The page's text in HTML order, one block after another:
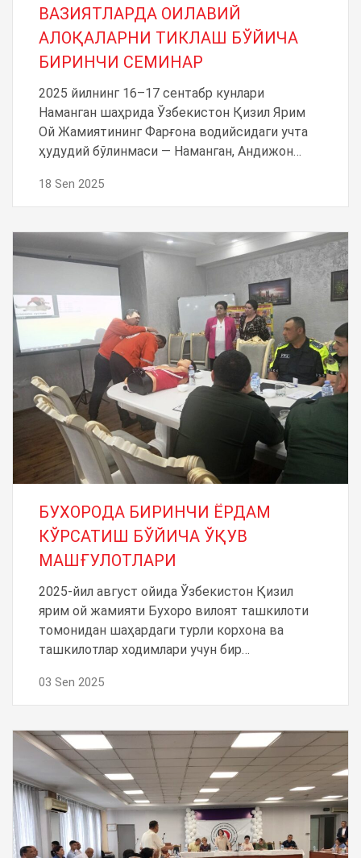
ВАЗИЯТЛАРДА ОИЛАВИЙ
АЛОҚАЛАРНИ ТИКЛАШ БЎЙИЧА
БИРИНЧИ СЕМИНАР
2025 йилнинг 16–17 сентабр кунлари
Наманган шаҳрида Ўзбекистон Қизил Ярим
Ой Жамиятининг Фарғона водийсидаги учта
ҳудудий бўлинмаси — Наманган, Андижон…
18 Sen 2025
БУХОРОДА БИРИНЧИ ЁРДАМ
КЎРСАТИШ БЎЙИЧА ЎҚУВ
МАШҒУЛОТЛАРИ
2025-йил август ойида Ўзбекистон Қизил
ярим ой жамияти Бухоро вилоят ташкилоти
томонидан шаҳардаги турли корхона ва
ташкилотлар ходимлари учун бир…
03 Sen 2025